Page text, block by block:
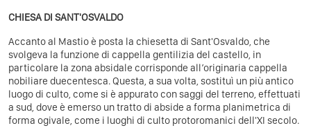
CHIESA DI SANT'OSVALDO
Accanto al Mastio è posta la chiesetta di Sant'Osvaldo, che
svolgeva la funzione di cappella gentilizia del castello, in
particolare la zona absidale corrisponde all’originaria cappella
nobiliare duecentesca. Questa, a sua volta, sostituì un più antico
luogo di culto, come si è appurato con saggi del terreno, effettuati
a sud, dove è emerso un tratto di abside a forma planimetrica di
forma ogivale, come i luoghi di culto protoromanici dell'XI secolo.